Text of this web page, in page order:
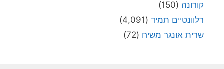
קורונה (150)
רלוונטיים תמיד (4,091)
שרית אונגר משיח (72)